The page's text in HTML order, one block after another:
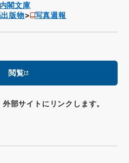
閣文庫
版物
写真週報
閲覧
部サイトにリンクします。